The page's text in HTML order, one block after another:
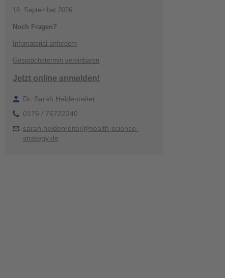
18. September 2026
Noch Fragen?
Infomaterial anfordern
Gesprächstermin vereinbaren
Jetzt online anmelden!
Dr. Sarah Heidenreiter
0176 / 76722240
sarah.heidenreiter@health-science-
strategy.de